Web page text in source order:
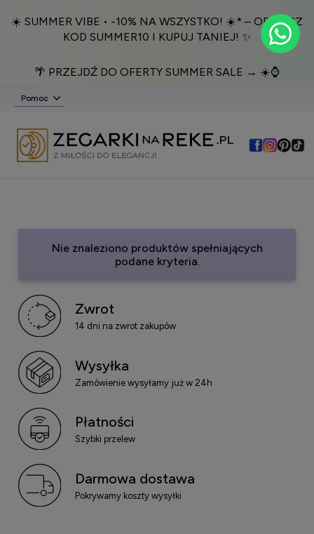
☀️ SUMMER VIBE • -10% NA WSZYSTKO! ☀️* – ODBIERZ
KOD SUMMER10 I KUPUJ TANIEJ! ✨
🌴 PRZEJDŹ DO OFERTY SUMMER SALE → ☀️⌚️
Pomoc
Nie znaleziono produktów spełniających
podane kryteria.
Zwrot
14 dni na zwrot zakupów
Wysyłka
Zamówienie wysyłamy już w 24h
Płatności
Szybki przelew
Darmowa dostawa
Pokrywamy koszty wysyłki